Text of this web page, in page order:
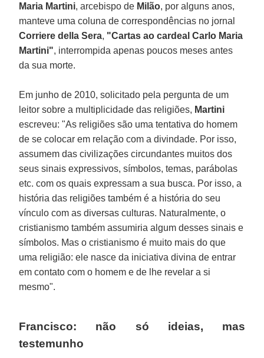
Maria Martini, arcebispo de Milão, por alguns anos,
manteve uma coluna de correspondências no jornal
Corriere della Sera, "Cartas ao cardeal Carlo Maria
Martini", interrompida apenas poucos meses antes
da sua morte.
Em junho de 2010, solicitado pela pergunta de um
leitor sobre a multiplicidade das religiões, Martini
escreveu: "As religiões são uma tentativa do homem
de se colocar em relação com a divindade. Por isso,
assumem das civilizações circundantes muitos dos
seus sinais expressivos, símbolos, temas, parábolas
etc. com os quais expressam a sua busca. Por isso, a
história das religiões também é a história do seu
vínculo com as diversas culturas. Naturalmente, o
cristianismo também assumiria algum desses sinais e
símbolos. Mas o cristianismo é muito mais do que
uma religião: ele nasce da iniciativa divina de entrar
em contato com o homem e de lhe revelar a si
mesmo".
Francisco: não só ideias, mas
testemunho